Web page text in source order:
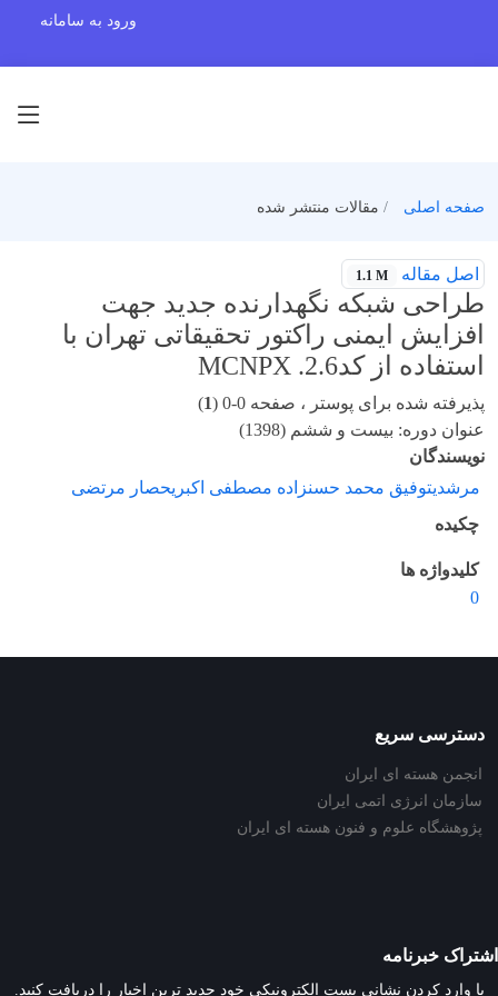
ورود به سامانه
صفحه اصلی مقالات منتشر شده
اصل مقاله 1.1 M
طراحی شبکه نگهدارنده جدید جهت
افزایش ایمنی راکتور تحقیقاتی تهران با
استفاده از کد2.6. MCNPX
پذیرفته شده برای پوستر ، صفحه 0-0 ( 1
)
عنوان دوره: بیست و ششم (1398)
نویسندگان
مرشدیتوفیق محمد حسنزاده مصطفی اکبریحصار مرتضی
چکیده
کلیدواژه ها
0
دسترسی سریع
انجمن هسته ای ایران
سازمان انرژی اتمی ایران
پژوهشگاه علوم و فنون هسته ای ایران
اشتراک خبرنامه
با وارد کردن نشانی پست الکترونیکی خود جدید ترین اخبار را دریافت کنید.